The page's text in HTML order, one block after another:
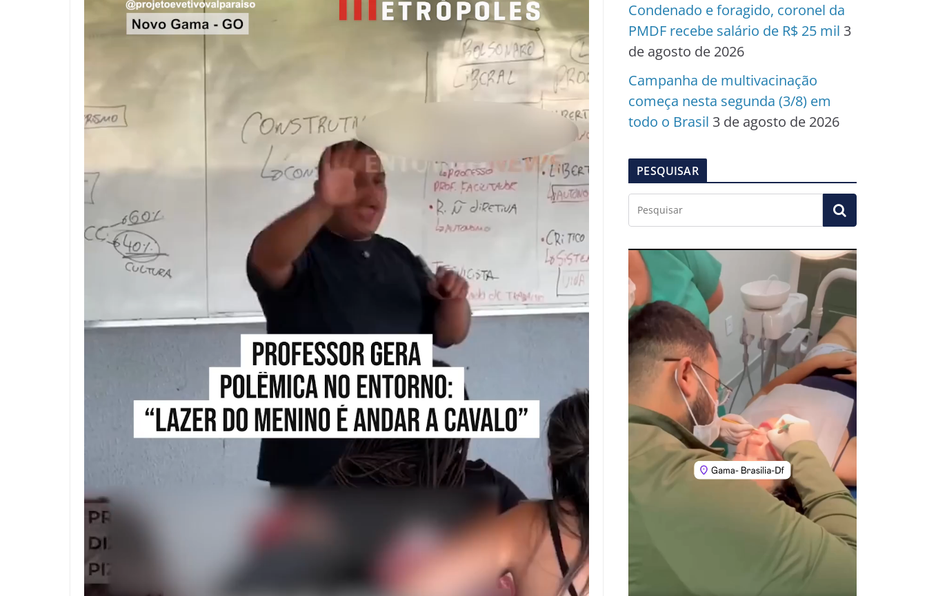
Condenado e foragido, coronel da
PMDF recebe salário de R$ 25 mil 3
de agosto de 2026
Campanha de multivacinação
começa nesta segunda (3/8) em
todo o Brasil 3 de agosto de 2026
PESQUISAR